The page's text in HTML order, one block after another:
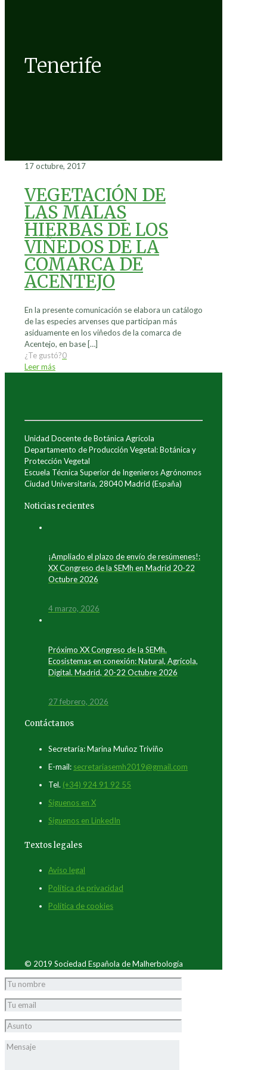
Tenerife
17 octubre, 2017
VEGETACIÓN DE
LAS MALAS
HIERBAS DE LOS
VIÑEDOS DE LA
COMARCA DE
ACENTEJO
En la presente comunicación se elabora un catálogo
de las especies arvenses que participan más
asiduamente en los viñedos de la comarca de
Acentejo, en base […]
¿Te gustó?0
Leer más
Unidad Docente de Botánica Agrícola
Departamento de Producción Vegetal: Botánica y
Protección Vegetal
Escuela Técnica Superior de Ingenieros Agrónomos
Ciudad Universitaria, 28040 Madrid (España)
Noticias recientes
¡Ampliado el plazo de envío de resúmenes!:
XX Congreso de la SEMh en Madrid 20-22
Octubre 2026
4 marzo, 2026
Próximo XX Congreso de la SEMh.
Ecosistemas en conexión: Natural, Agrícola,
Digital. Madrid, 20-22 Octubre 2026
27 febrero, 2026
Contáctanos
Secretaría: Marina Muñoz Triviño
E-mail: secretariasemh2019@gmail.com
Tel. (+34) 924 91 92 55
Síguenos en X
Síguenos en LinkedIn
Textos legales
Aviso legal
Política de privacidad
Política de cookies
© 2019 Sociedad Española de Malherbología